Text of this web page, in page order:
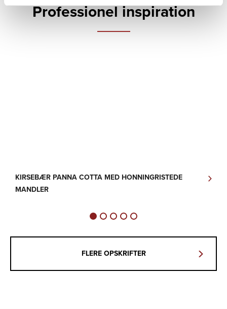
Professionel inspiration
KIRSEBÆR PANNA COTTA MED HONNINGRISTEDE
MANDLER
FLERE OPSKRIFTER